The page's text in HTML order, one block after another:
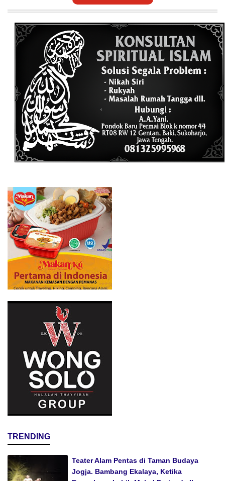
TRENDING
Teater Alam Pentas di Taman Budaya
Jogja. Bambang Ekalaya, Ketika